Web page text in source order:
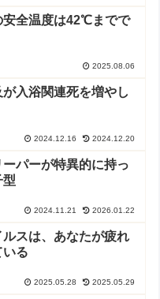
安全温度は42℃までで
2025.08.06
入浴関連死を増やし
2024.12.16 2024.12.20
パーが特異的に持っ
型
2024.11.21 2026.01.22
スは、あなたが疲れ
いる
2025.05.28 2025.05.29